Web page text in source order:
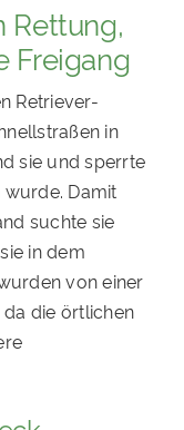
Rettung,
Freigang
Retriever-
in
sie und sperrte
Damit
suchte sie
in dem
von einer
die örtlichen